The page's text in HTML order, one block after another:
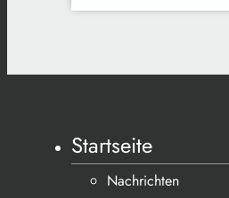
Startseite
Nachrichten